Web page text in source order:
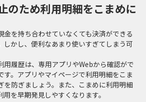
のため利用明細をこまめに
金を持ち合わせていなくても決済ができる
しかし、便利なあまり使いすぎてしまう可
用履歴は、専用アプリやWebから確認がで
す。アプリやマイページで利用明細をこま
を防ぎましょう。また、こまめに利用明細
を早期発見しやすくなります。